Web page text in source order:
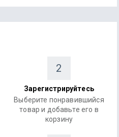
2
Зарегистрируйтесь
Выберите понравившийся
товар и добавьте его в
корзину